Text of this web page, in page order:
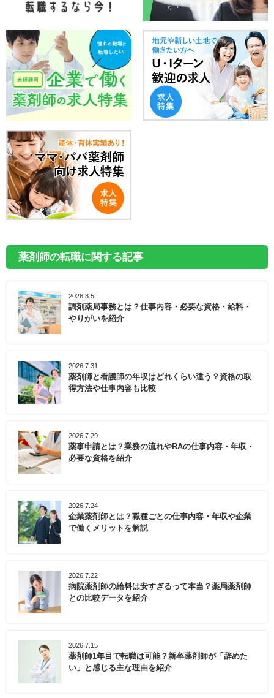
薬剤師の転職に関する記事
2026.8.5
調剤薬局事務とは？仕事内容・必要な資格・給料・
やりがいを紹介
2026.7.31
薬剤師と看護師の年収はどれくらい違う？資格の取
得方法や仕事内容も比較
2026.7.29
薬事申請とは？業務の流れやRAの仕事内容・年収・
必要な資格を紹介
2026.7.24
企業薬剤師とは？職種ごとの仕事内容・年収や企業
で働くメリットを解説
2026.7.22
病院薬剤師の給料は安すぎるって本当？薬局薬剤師
との比較データを紹介
2026.7.15
薬剤師1年目で転職は可能？新卒薬剤師が「辞めた
い」と感じる主な理由を紹介